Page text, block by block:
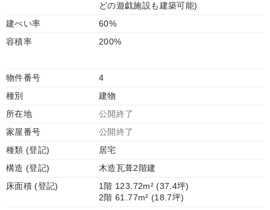
どの遊戯施設も建築可能)
建ぺい率
60%
容積率
200%
物件番号
4
種別
建物
所在地
公開終了
家屋番号
公開終了
種類 (登記)
居宅
構造 (登記)
木造瓦葺2階建
床面積 (登記)
1階 123.72m² (37.4坪)
2階 61.77m² (18.7坪)